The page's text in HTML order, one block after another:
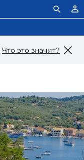
Что это значит?